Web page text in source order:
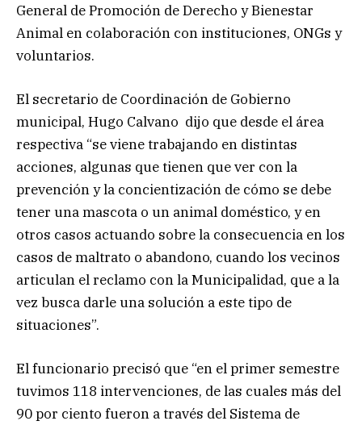
General de Promoción de Derecho y Bienestar
Animal en colaboración con instituciones, ONGs y
voluntarios.
El secretario de Coordinación de Gobierno
municipal, Hugo Calvano dijo que desde el área
respectiva “se viene trabajando en distintas
acciones, algunas que tienen que ver con la
prevención y la concientización de cómo se debe
tener una mascota o un animal doméstico, y en
otros casos actuando sobre la consecuencia en los
casos de maltrato o abandono, cuando los vecinos
articulan el reclamo con la Municipalidad, que a la
vez busca darle una solución a este tipo de
situaciones”.
El funcionario precisó que “en el primer semestre
tuvimos 118 intervenciones, de las cuales más del
90 por ciento fueron a través del Sistema de